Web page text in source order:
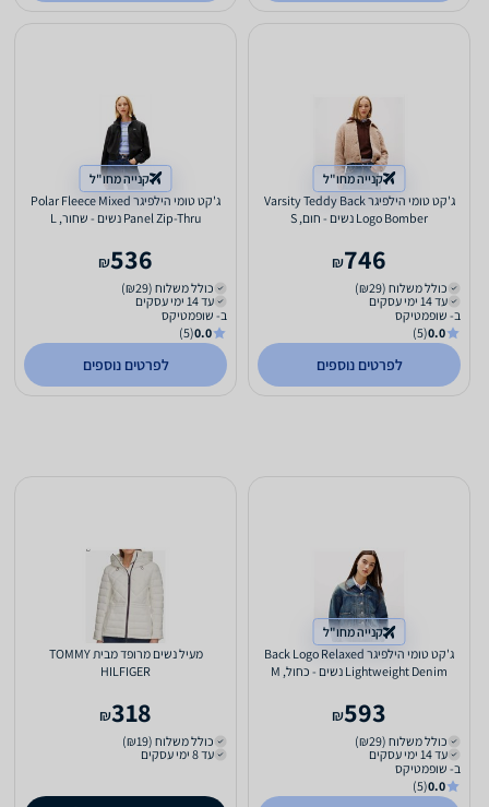
קנייה מחו"ל
ג'קט טומי הילפיגר Varsity Teddy Back
Logo Bomber נשים - חום, S
746
₪
כולל משלוח (₪29)
עד 14 ימי עסקים
ב- שופמטיקס
0.0
(5)
לפרטים נוספים
קנייה מחו"ל
ג'קט טומי הילפיגר Polar Fleece Mixed
Panel Zip-Thru נשים - שחור, L
536
₪
כולל משלוח (₪29)
עד 14 ימי עסקים
ב- שופמטיקס
0.0
(5)
לפרטים נוספים
קנייה מחו"ל
ג'קט טומי הילפיגר Back Logo Relaxed
Lightweight Denim נשים - כחול, M
593
₪
כולל משלוח (₪29)
עד 14 ימי עסקים
ב- שופמטיקס
0.0
(5)
מעיל נשים מרופד מבית TOMMY
HILFIGER
318
₪
כולל משלוח (₪19)
עד 8 ימי עסקים